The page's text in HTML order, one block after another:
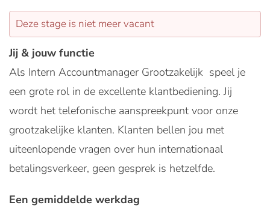
Deze stage is niet meer vacant
Jij & jouw functie
Als Intern Accountmanager Grootzakelijk speel je
een grote rol in de excellente klantbediening. Jij
wordt het telefonische aanspreekpunt voor onze
grootzakelijke klanten. Klanten bellen jou met
uiteenlopende vragen over hun internationaal
betalingsverkeer, geen gesprek is hetzelfde.
Een gemiddelde werkdag